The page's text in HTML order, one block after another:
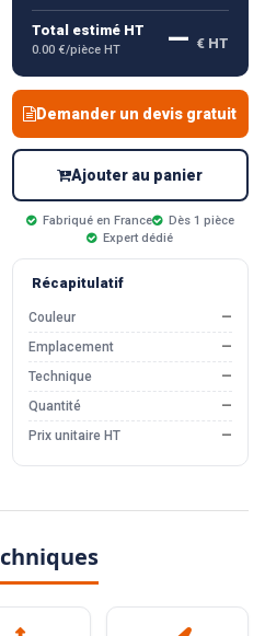
Total estimé HT
0.00 €/pièce HT — € HT
Demander un devis gratuit
Ajouter au panier
Fabriqué en France
Dès 1 pièce
Expert dédié
Récapitulatif
Couleur
—
Emplacement
—
Technique
—
Quantité
—
Prix unitaire HT
—